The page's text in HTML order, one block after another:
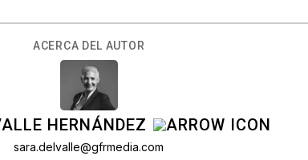
ACERCA DEL AUTOR
HERNÁNDEZ
sara.delvalle@gfrmedia.com